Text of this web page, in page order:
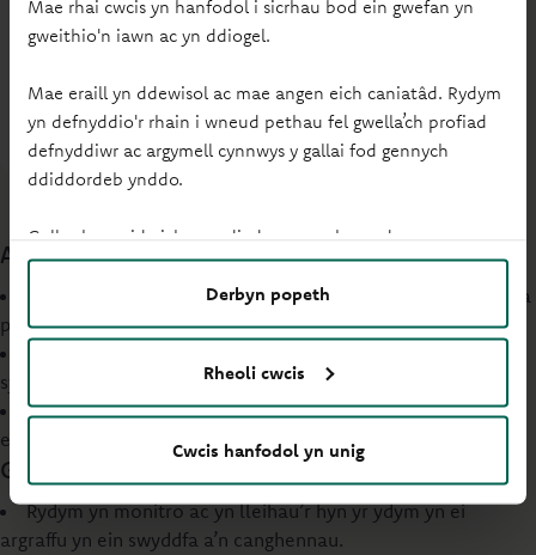
Mae rhai cwcis yn hanfodol i sicrhau bod ein gwefan yn
gweithio'n iawn ac yn ddiogel.
Mae eraill yn ddewisol ac mae angen eich caniatâd. Rydym
yn defnyddio'r rhain i wneud pethau fel gwella’ch profiad
defnyddiwr ac argymell cynnwys y gallai fod gennych
ddiddordeb ynddo.
Gallwch newid eich gosodiadau ar unrhyw adeg.
Derbyn popeth
Rheoli cwcis
Cwcis hanfodol yn unig
Arbed ynni
Mae ein swyddfa yn defnyddio goleuadau, gwres, awyru, a
phŵer effeithlon o ran ynni.
synwyryddion symudiadau LED ynni isel.
Bydd pob cerbyd diesel yn ein fflyd yn cael ei ddisodli
erbyn diwedd 2024.
Gostwng gwastraff yn sylweddol
Rydym yn monitro ac yn lleihau’r hyn yr ydym yn ei
argraffu yn ein swyddfa a’n canghennau.